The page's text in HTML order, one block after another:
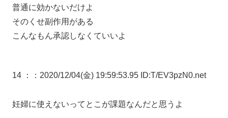
普通に効かないだけよ
そのくせ副作用がある
こんなもん承認しなくていいよ
14 ： ：2020/12/04(金) 19:59:53.95 ID:T/EV3pzN0.net
妊婦に使えないってとこが課題なんだと思うよ